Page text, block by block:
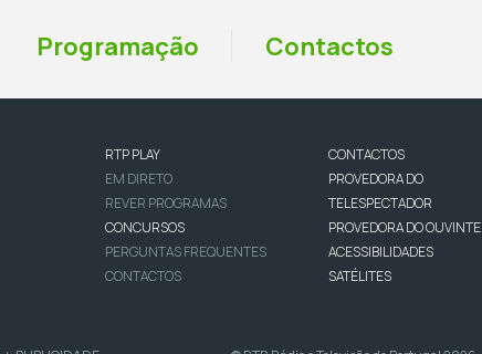
Programação Contactos
RTP PLAY
EM DIRETO
REVER PROGRAMAS
CONCURSOS
PERGUNTAS FREQUENTES
CONTACTOS
CONTACTOS
PROVEDORA DO
TELESPECTADOR
PROVEDORA DO OUVINTE
ACESSIBILIDADES
SATÉLITES